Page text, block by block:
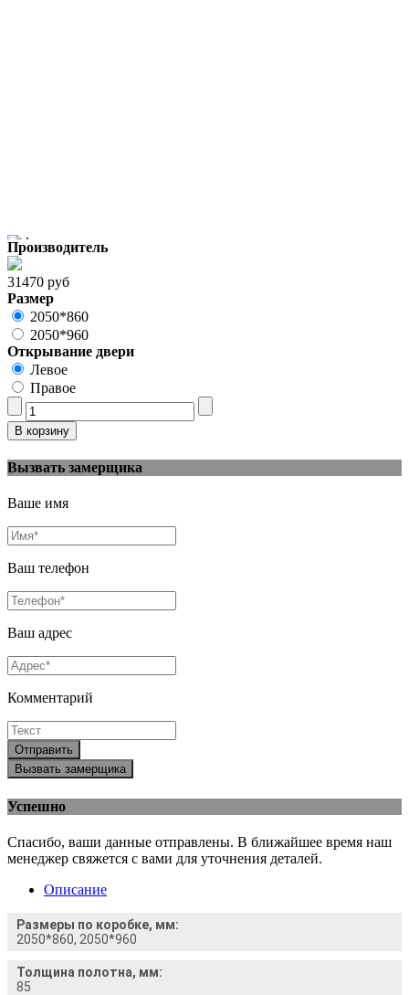
Производитель
31470 руб
Размер
2050*860
2050*960
Открывание двери
Левое
Правое
Вызвать замерщика
Ваше имя
Ваш телефон
Ваш адрес
Комментарий
Отправить
Вызвать замерщика
Успешно
Спасибо, ваши данные отправлены. В ближайшее время наш
менеджер свяжется с вами для уточнения деталей.
Описание
Размеры по коробке, мм:
2050*860, 2050*960
Толщина полотна, мм:
85